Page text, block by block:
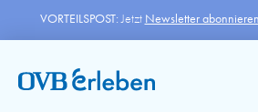
VORTEILSPOST:Jetzt Newsletter abonnieren